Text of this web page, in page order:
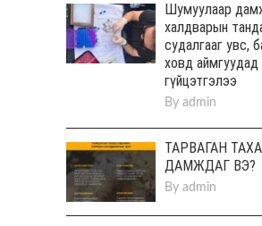
Шумуулаар
халдварын
судалгааг увс,
ховд
гүйцэтгэлээ
By admin
ТАРВАГАН
ДАМЖДАГ ВЭ?
By admin